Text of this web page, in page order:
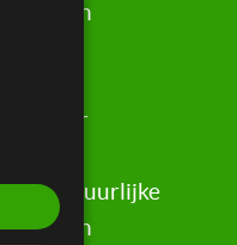
natuurlijke